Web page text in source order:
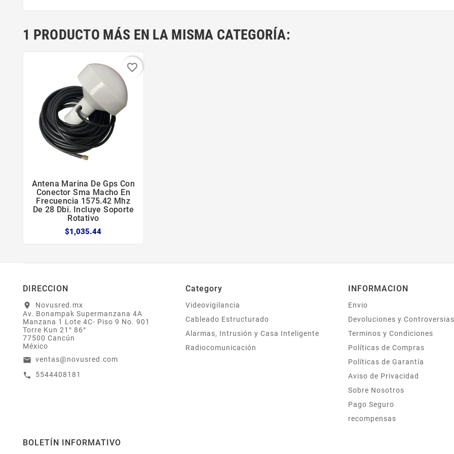
1 PRODUCTO MÁS EN LA MISMA CATEGORÍA:
  
Antena Marina De Gps Con
Conector Sma Macho En
Frecuencia 1575.42 Mhz
De 28 Dbi. Incluye Soporte
Rotativo
$1,035.44
favorite_border
DIRECCION
location_on
Novusred.mx
Av. Bonampak Supermanzana 4A
Manzana 1 Lote 4C- Piso 9 No. 901
Torre Kun 21° 86°
77500 Cancún
México
email ventas@novusred.com
call 5544408181
Category
Videovigilancia
Cableado Estructurado
Alarmas, Intrusión y Casa Inteligente
Radiocomunicación
INFORMACION
Envio
Devoluciones y Controversias
Terminos y Condiciones
Políticas de Compras
Políticas de Garantía
Aviso de Privacidad
Sobre Nosotros
Pago Seguro
recompensas
BOLETÍN INFORMATIVO